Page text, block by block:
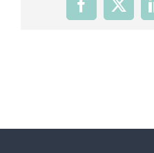
Facebook
X